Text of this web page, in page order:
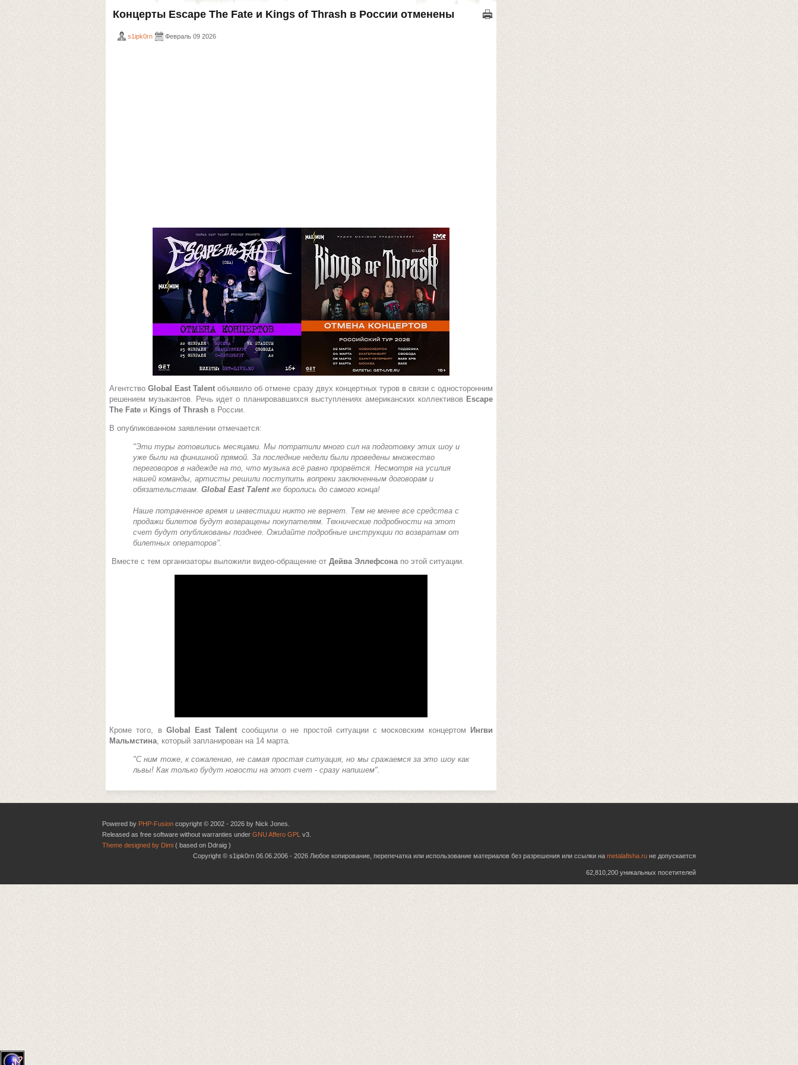
Концерты Escape The Fate и Kings of Thrash в России отменены
s1ipk0rn Февраль 09 2026
АгентствоGlobal East Talentобъявило об отмене сразу двух концертных туров в связи с односторонним
решением музыкантов. Речь идет о планировавшихся выступлениях американских коллективов Escape
The Fate и Kings of Thrash в России.
В опубликованном заявлении отмечается:
"Эти туры готовились месяцами. Мы потратили много сил на подготовку этих шоу и
уже были на финишной прямой. За последние недели были проведены множество
переговоров в надежде на то, что музыка всё равно прорвётся. Несмотря на усилия
нашей команды, артисты решили поступить вопреки заключенным договорам и
обязательствам. Global East Talentже боролись до самого конца!
Наше потраченное время и инвестиции никто не вернет. Тем не менее все средства с
продажи билетов будут возвращены покупателям. Технические подробности на этот
счет будут опубликованы позднее. Ожидайте подробные инструкции по возвратам от
билетных операторов".
Вместе с тем организаторы выложили видео-обращение от Дейва Эллефсонапо этой ситуации.
Кроме того, в Global East Talent сообщили о не простой ситуации с московским концертом
Ингви
Мальмстина, который запланирован на 14 марта.
"С ним тоже, к сожалению, не самая простая ситуация, но мы сражаемся за это шоу как
львы! Как только будут новости на этот счет - сразу напишем".
Powered by PHP-Fusion copyright © 2002 - 2026 by Nick Jones.
Released as free software without warranties under GNU Affero GPL v3.
Theme designed by Dimi ( based on Ddraig )
Copyright © s1ipk0rn 06.06.2006 - 2026 Любое копирование, перепечатка или использование материалов без разрешения или ссылки на metalafisha.ru не допускается
62,810,200 уникальных посетителей